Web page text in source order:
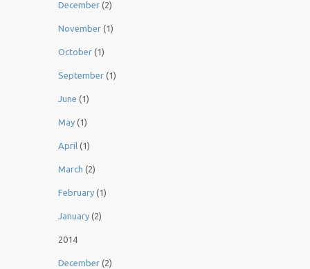
December (2)
November (1)
October (1)
September (1)
June (1)
May (1)
April (1)
March (2)
February (1)
January (2)
2014
December (2)